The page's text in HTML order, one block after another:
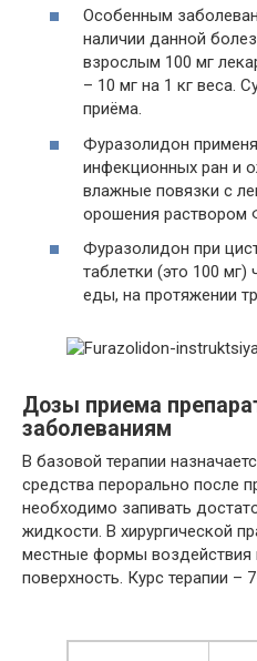
Особенным
наличии данной
взрослым 100 мг
– 10 мг на 1 кг веса.
приёма.
Фуразолидон
инфекционных ран и
влажные повязки с
орошения раствором
Фуразолидон при
таблетки (это 100 мг)
еды, на протяжении
Дозы приема
заболеваниям
В базовой терапии
средства перорально после
необходимо запивать
жидкости. В хирургической
местные формы воздействия
поверхность. Курс терапии –